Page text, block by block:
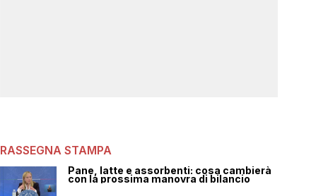
RASSEGNA STAMPA
Pane, latte e assorbenti: cosa cambierà
con la prossima manovra di bilancio